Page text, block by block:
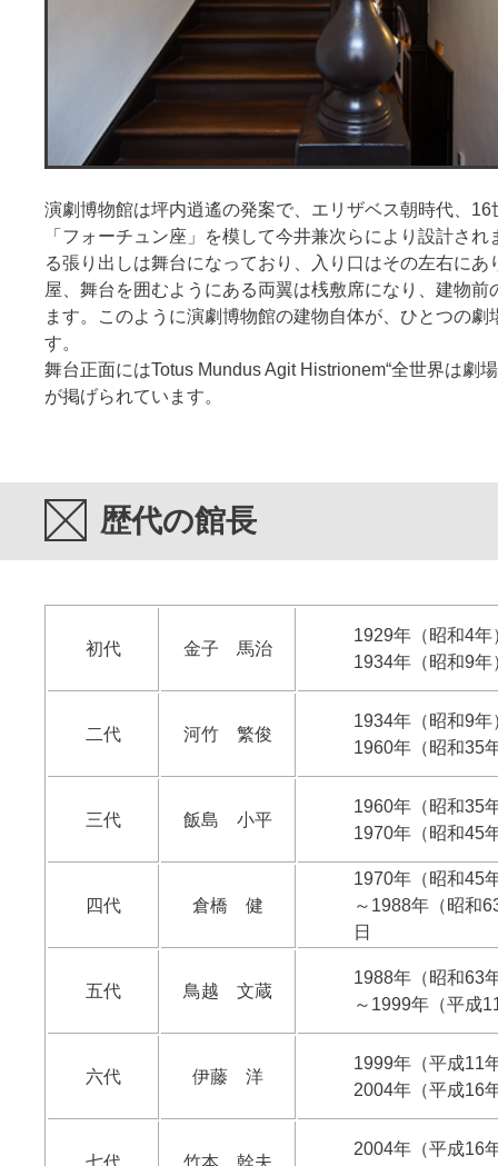
演劇博物館は坪内逍遙の発案で、エリザベス朝時代、16
「フォーチュン座」を模して今井兼次らにより設計さ
る張り出しは舞台になっており、入り口はその左右にあ
屋、舞台を囲むようにある両翼は桟敷席になり、建物前
ます。このように演劇博物館の建物自体が、ひとつの劇
す。
舞台正面にはTotus Mundus Agit Histrionem“全世界は劇
が掲げられています。
歴代の館長
初代 金子 馬治
1929年（昭和4
1934年（昭和9年
二代 河竹 繁俊
1934年（昭和9
1960年（昭和35
三代 飯島 小平
1960年（昭和35
1970年（昭和45
四代 倉橋 健
1970年（昭和45
～1988年（昭和
日
五代 鳥越 文蔵
1988年（昭和63
～1999年（平成
六代 伊藤 洋
1999年（平成11
2004年（平成16
七代 竹本 幹夫
2004年（平成16